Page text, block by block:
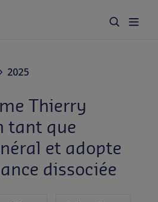
2025
Thierry
tant que
et adopte
dissociée